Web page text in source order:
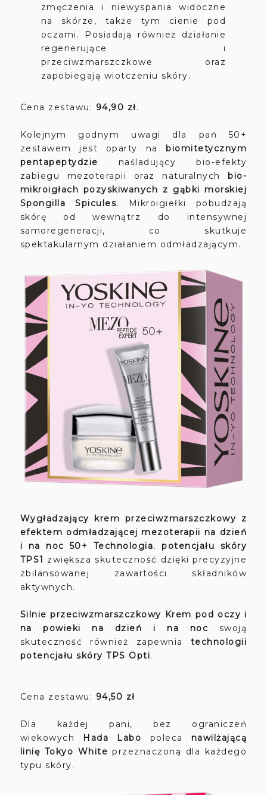
zmęczenia i niewyspania widoczne
na skórze, także tym cienie pod
oczami. Posiadają również działanie
regenerujące i
przeciwzmarszczkowe oraz
zapobiegają wiotczeniu skóry.
Cena zestawu: 94,90 zł.
Kolejnym godnym uwagi dla pań 50+
zestawem jest oparty na biomitetycznym
pentapeptydzie naśladujący bio-efekty
zabiegu mezoterapii oraz naturalnych bio-
mikroigłach pozyskiwanych z gąbki morskiej
Spongilla Spicules. Mikroigiełki pobudzają
skórę od wewnątrz do intensywnej
samoregeneracji, co skutkuje
spektakularnym działaniem odmładzającym.
Wygładzający krem przeciwzmarszczkowy z
efektem odmładzającej mezoterapii na dzień
i na noc 50+
Technologia. potencjału skóry
TPS1 zwiększa skuteczność dzięki precyzyjne
zbilansowanej zawartości składników
aktywnych.
Silnie przeciwzmarszczkowy Krem pod oczy i
na powieki na dzień i na noc swoją
skuteczność również zapewnia technologii
potencjału skóry TPS Opti.
Cena zestawu: 94,50 zł
Dla każdej pani, bez ograniczeń
wiekowych Hada Labo poleca nawilżającą
linię Tokyo White przeznaczoną dla każdego
typu skóry.